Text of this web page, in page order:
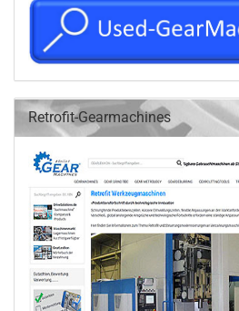
Retrofit-Gearmachines